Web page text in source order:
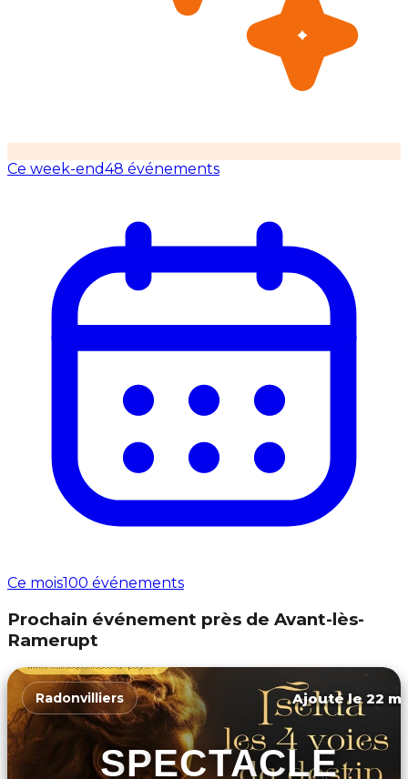
Ce week-end48 événements
Ce mois100 événements
Prochain événement près de Avant-lès-
Ramerupt
Radonvilliers Ajouté le 22
SPECTACLE